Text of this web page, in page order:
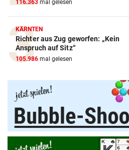
116.363 mal gelesen
KÄRNTEN
Richter aus Zug geworfen: „Kein
Anspruch auf Sitz“
105.986 mal gelesen
Amazon-Kindle Vergleich
ZUM VERGLEICH
Apple-iPad Vergleich
ZUM VERGLEICH
Apple-iPhone Vergleich
ZUM VERGLEICH